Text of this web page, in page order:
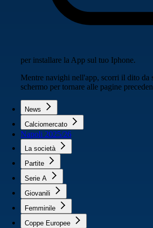
per installare la App sul tuo Iphone.
Mentre navighi nell'app, scorri il dito da
schermo per tornare alle pagine
News
Calciomercato
Napoli 2025/26
La società
Partite
Serie A
Giovanili
Femminile
Coppe Europee